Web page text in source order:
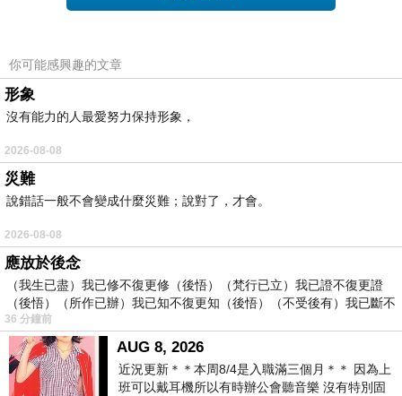
裕文
2008-05-04 22:42:51
恩
^__^
睡得真好！^^
版主回應
^__^
2008-05-07 10:51:35
你可能感興趣的文章
形象
沒有能力的人最愛努力保持形象，
2026-08-08
災難
說錯話一般不會變成什麼災難；說對了，才會。
2026-08-08
應放於後念
（我生已盡）我已修不復更修（後悟）（梵行已立）我已證不復更證
（後悟）（所作已辦）我已知不復更知（後悟）（不受後有）我已斷不
復
36 分鐘前
AUG 8, 2026
近況更新＊＊本周8/4是入職滿三個月＊＊ 因為上
班可以戴耳機所以有時辦公會聽音樂 沒有特別固